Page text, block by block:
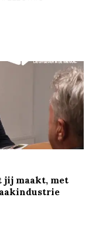
jij maakt, met